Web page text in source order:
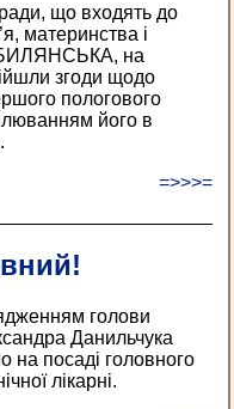
що входять до
материнства і
на
згоди щодо
пологового
його в
=>>>=
голови
Данильчука
на посаді головного
лікарні.